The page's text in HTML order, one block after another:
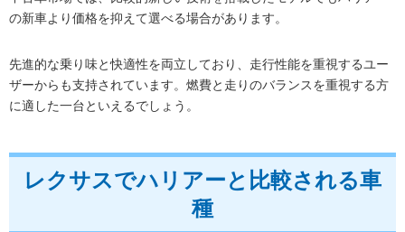
の新車より価格を抑えて選べる場合があります。
先進的な乗り味と快適性を両立しており、走行性能を重視するユー
ザーからも支持されています。燃費と走りのバランスを重視する方
に適した一台といえるでしょう。
レクサスでハリアーと比較される車
種